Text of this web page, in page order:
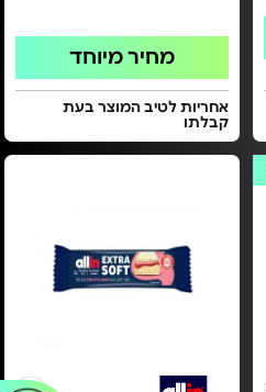
מחיר מיוחד
אחריות לטיב המוצר בעת
קבלתו